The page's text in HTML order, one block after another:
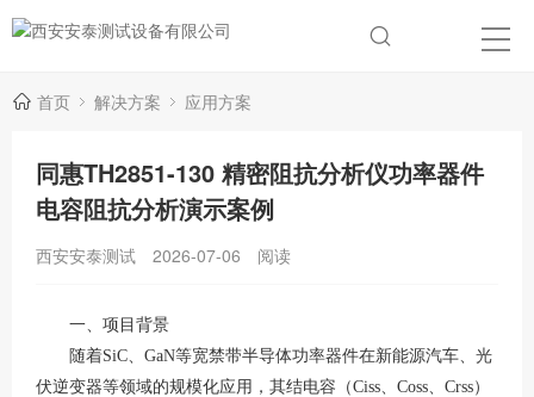
首页 解决方案 应用方案
同惠TH2851-130 精密阻抗分析仪功率器件
电容阻抗分析演示案例
西安安泰测试 2026-07-06 阅读
一、项目背景
随着SiC、GaN等宽禁带半导体功率器件在新能源汽车、光
伏逆变器等领域的规模化应用，其结电容（Ciss、Coss、Crss）